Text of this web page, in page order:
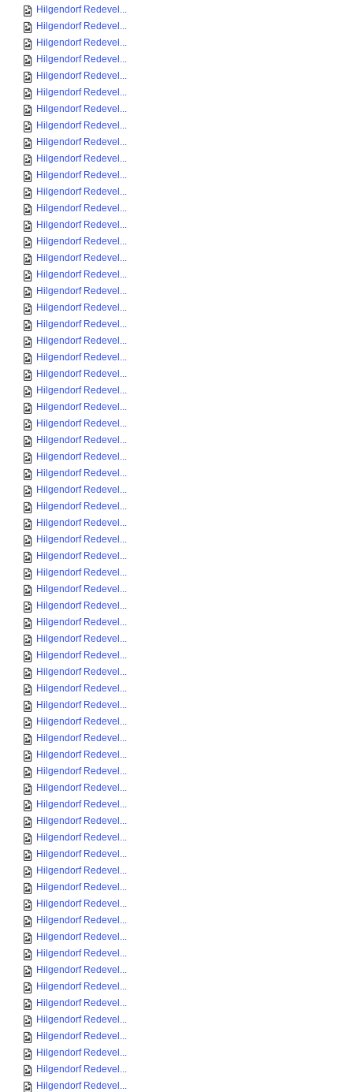
Hilgendorf Redevel...
Hilgendorf Redevel...
Hilgendorf Redevel...
Hilgendorf Redevel...
Hilgendorf Redevel...
Hilgendorf Redevel...
Hilgendorf Redevel...
Hilgendorf Redevel...
Hilgendorf Redevel...
Hilgendorf Redevel...
Hilgendorf Redevel...
Hilgendorf Redevel...
Hilgendorf Redevel...
Hilgendorf Redevel...
Hilgendorf Redevel...
Hilgendorf Redevel...
Hilgendorf Redevel...
Hilgendorf Redevel...
Hilgendorf Redevel...
Hilgendorf Redevel...
Hilgendorf Redevel...
Hilgendorf Redevel...
Hilgendorf Redevel...
Hilgendorf Redevel...
Hilgendorf Redevel...
Hilgendorf Redevel...
Hilgendorf Redevel...
Hilgendorf Redevel...
Hilgendorf Redevel...
Hilgendorf Redevel...
Hilgendorf Redevel...
Hilgendorf Redevel...
Hilgendorf Redevel...
Hilgendorf Redevel...
Hilgendorf Redevel...
Hilgendorf Redevel...
Hilgendorf Redevel...
Hilgendorf Redevel...
Hilgendorf Redevel...
Hilgendorf Redevel...
Hilgendorf Redevel...
Hilgendorf Redevel...
Hilgendorf Redevel...
Hilgendorf Redevel...
Hilgendorf Redevel...
Hilgendorf Redevel...
Hilgendorf Redevel...
Hilgendorf Redevel...
Hilgendorf Redevel...
Hilgendorf Redevel...
Hilgendorf Redevel...
Hilgendorf Redevel...
Hilgendorf Redevel...
Hilgendorf Redevel...
Hilgendorf Redevel...
Hilgendorf Redevel...
Hilgendorf Redevel...
Hilgendorf Redevel...
Hilgendorf Redevel...
Hilgendorf Redevel...
Hilgendorf Redevel...
Hilgendorf Redevel...
Hilgendorf Redevel...
Hilgendorf Redevel...
Hilgendorf Redevel...
Hilgendorf Redevel...